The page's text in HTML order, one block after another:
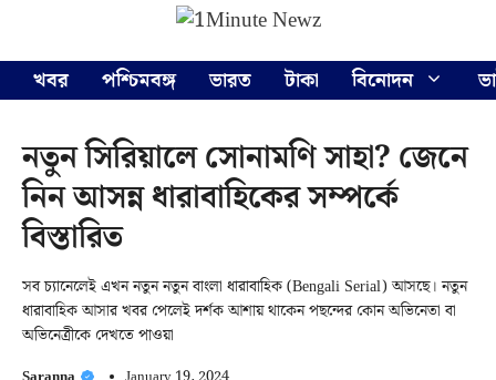
content
খবর
পশ্চিমবঙ্গ ভারত টাকা বিনোদন
নতুন সিরিয়ালে সোনামণি সাহা? জেনে
নিন আসন্ন ধারাবাহিকের সম্পর্কে
বিস্তারিত
সব চ্যানেলেই এখন নতুন নতুন বাংলা ধারাবাহিক (Bengali Serial) আসছে। নতুন
ধারাবাহিক আসার খবর পেলেই দর্শক আশায় থাকেন পছন্দের কোন অভিনেতা বা
অভিনেত্রীকে দেখতে পাওয়া